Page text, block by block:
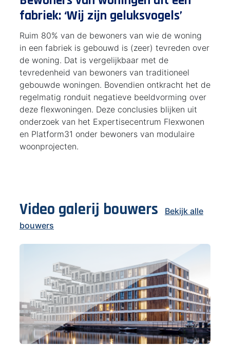
fabriek: ‘Wij zijn geluksvogels’
Ruim 80% van de bewoners van wie de woning
in een fabriek is gebouwd is (zeer) tevreden over
de woning. Dat is vergelijkbaar met de
tevredenheid van bewoners van traditioneel
gebouwde woningen. Bovendien ontkracht het de
regelmatig ronduit negatieve beeldvorming over
deze flexwoningen. Deze conclusies blijken uit
onderzoek van het Expertisecentrum Flexwonen
en Platform31 onder bewoners van modulaire
woonprojecten.
Video galerij bouwers
Bekijk alle
bouwers